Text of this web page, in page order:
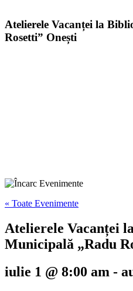
Atelierele Vacanței la
Rosetti” Onești
« Toate Evenimente
Atelierele Vacanței
Municipală „Radu
iulie 1 @ 8:00 am -